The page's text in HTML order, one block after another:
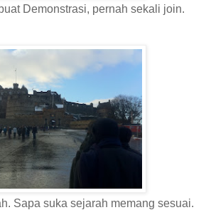
Demonstrasi, pernah sekali join.
Sapa suka sejarah memang sesuai.